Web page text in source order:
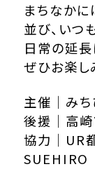
まちなかに
並び、いつ
日常の延長
ぜひお楽し
主催｜み
後援｜高
協力｜UR
SUEHIRO